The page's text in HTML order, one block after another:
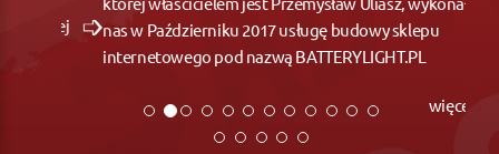
nas w Październiku 2017 usługę budowy sklepu
internetowego pod nazwą BATTERYLIGHT.PL
więcej